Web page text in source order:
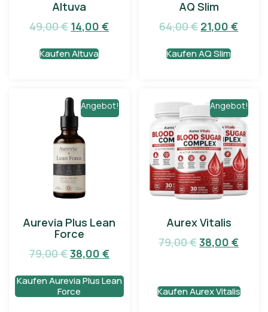
Altuva
49,00€ 14,00€
Kaufen Altuva
AQ Slim
64,00€ 21,00€
Kaufen AQ Slim
Angebot!
Aurevia Plus Lean
Force
79,00€38,00 €
Kaufen Aurevia Plus Lean
Force
Angebot!
Aurex Vitalis
79,00€38,00€
Kaufen Aurex Vitalis